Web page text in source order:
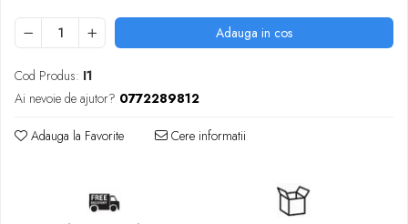
Adauga in cos
Cod Produs: I1
Ai nevoie de ajutor? 0772289812
Adauga la Favorite Cere informatii